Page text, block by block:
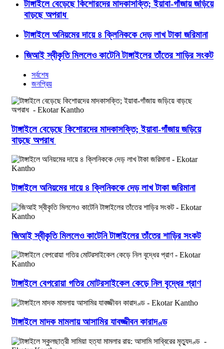
টাঙ্গাইলে বেড়েছে কিশোরদের মাদকাসক্তি; ইয়াবা-গাঁজায় জড়িয়ে
বাড়ছে অপরাধ
টাঙ্গাইলে অনিয়মের দায়ে ৪ ক্লিনিককে দেড় লাখ টাকা জরিমানা
জিআই স্বীকৃতি মিললেও কাটেনি টাঙ্গাইলের তাঁতের শাড়ির সংকট
সর্বশেষ
জনপ্রিয়
টাঙ্গাইলে বেড়েছে কিশোরদের মাদকাসক্তি; ইয়াবা-গাঁজায় জড়িয়ে
বাড়ছে অপরাধ
টাঙ্গাইলে অনিয়মের দায়ে ৪ ক্লিনিককে দেড় লাখ টাকা জরিমানা
জিআই স্বীকৃতি মিললেও কাটেনি টাঙ্গাইলের তাঁতের শাড়ির সংকট
টাঙ্গাইলে বেপরোয়া গতির মোটরসাইকেল কেড়ে নিল বৃদ্ধের প্রাণ
টাঙ্গাইলে মাদক মামলায় আসামির যাবজ্জীবন কারাদণ্ড